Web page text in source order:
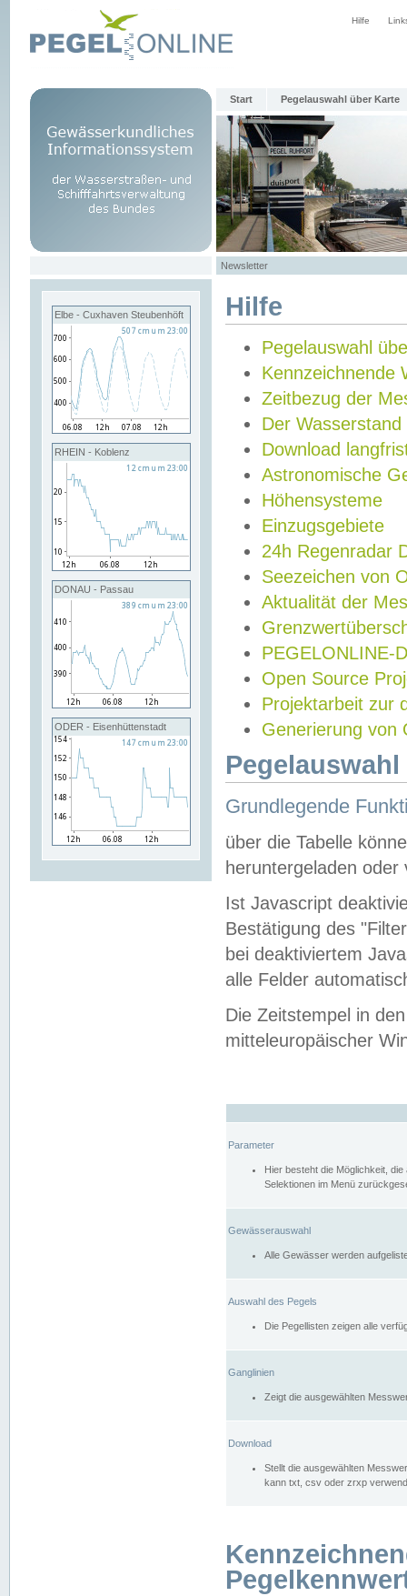
Hilfe
Start Pegelauswahl über Karte
Newsletter
Elbe - Cuxhaven Steubenhöft
RHEIN - Koblenz
DONAU - Passau
ODER - Eisenhüttenstadt
Hilfe
Pegelauswahl
Kennzeichnende
Zeitbezug der
Der Wasserstand
Download
Astronomische
Höhensysteme
Einzugsgebiete
24h Regenradar
Seezeichen von
Aktualität der
PEGELONLINE-
Open Source
Projektarbeit zur
Generierung von
Grundlegende
über die Tabelle
heruntergeladen oder
Ist Javascript
Bestätigung des
bei deaktiviertem
alle Felder
Die Zeitstempel in
mitteleuropäischer
Parameter
Hier besteht die Möglichkeit,
Selektionen im Menü
Gewässerauswahl
Alle Gewässer werden
Auswahl des Pegels
Die Pegellisten zeigen alle
Ganglinien
Zeigt die ausgewählten
Download
Stellt die ausgewählten
kann txt, csv oder zrxp